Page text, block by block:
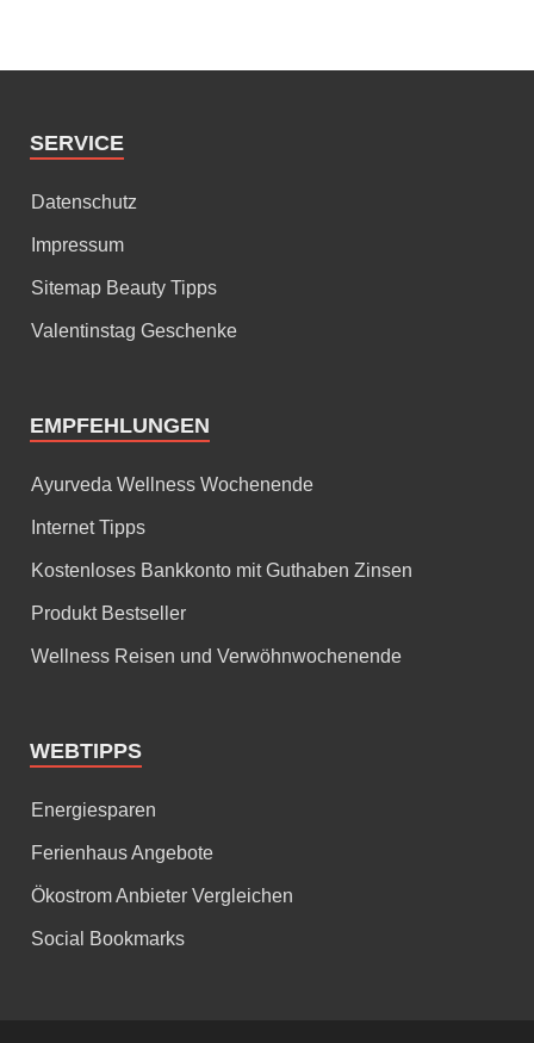
SERVICE
Datenschutz
Impressum
Sitemap Beauty Tipps
Valentinstag Geschenke
EMPFEHLUNGEN
Ayurveda Wellness Wochenende
Internet Tipps
Kostenloses Bankkonto mit Guthaben Zinsen
Produkt Bestseller
Wellness Reisen und Verwöhnwochenende
WEBTIPPS
Energiesparen
Ferienhaus Angebote
Ökostrom Anbieter Vergleichen
Social Bookmarks